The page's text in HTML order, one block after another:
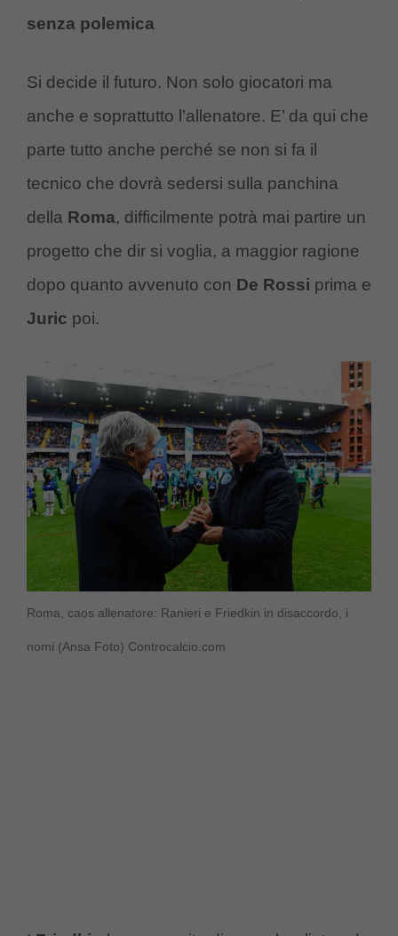
senza polemica
Si decide il futuro. Non solo giocatori ma
anche e soprattutto l’allenatore. E’ da qui che
parte tutto anche perché se non si fa il
tecnico che dovrà sedersi sulla panchina
della Roma, difficilmente potrà mai partire un
progetto che dir si voglia, a maggior ragione
dopo quanto avvenuto con De Rossi prima e
Juric poi.
Roma, caos allenatore: Ranieri e Friedkin in disaccordo, i
nomi (Ansa Foto) Controcalcio.com